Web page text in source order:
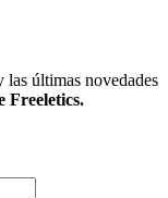
las últimas novedades
Freeletics.